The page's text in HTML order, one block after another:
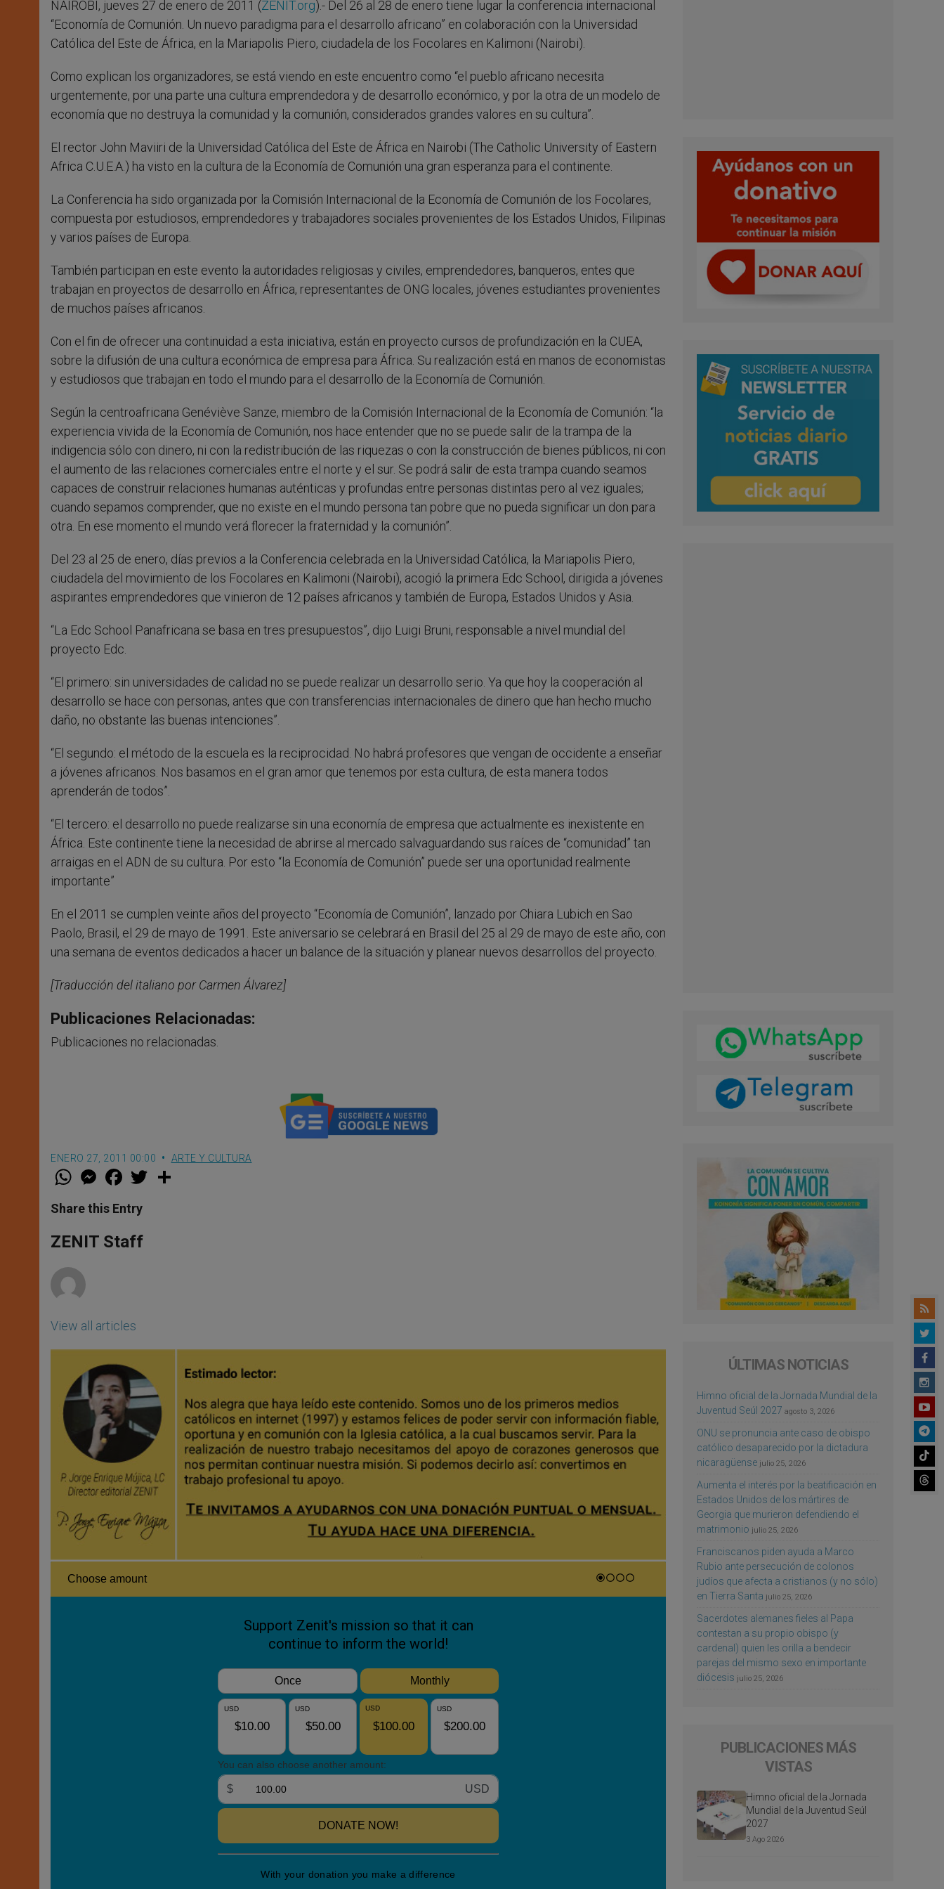
NAIROBI, jueves 27 de enero de 2011 (ZENIT.org).- Del 26 al 28 de enero tiene lugar la conferencia internacional
“Economía de Comunión. Un nuevo paradigma para el desarrollo africano” en colaboración con la Universidad
Católica del Este de África, en la Mariapolis Piero, ciudadela de los Focolares en Kalimoni (Nairobi).
Como explican los organizadores, se está viendo en este encuentro como “el pueblo africano necesita
urgentemente, por una parte una cultura emprendedora y de desarrollo económico, y por la otra de un modelo de
economía que no destruya la comunidad y la comunión, considerados grandes valores en su cultura”.
El rector John Maviiri de la Universidad Católica del Este de África en Nairobi (The Catholic University of Eastern
Africa C.U.E.A.) ha visto en la cultura de la Economía de Comunión una gran esperanza para el continente.
La Conferencia ha sido organizada por la Comisión Internacional de la Economía de Comunión de los Focolares,
compuesta por estudiosos, emprendedores y trabajadores sociales provenientes de los Estados Unidos, Filipinas
y varios países de Europa.
También participan en este evento la autoridades religiosas y civiles, emprendedores, banqueros, entes que
trabajan en proyectos de desarrollo en África, representantes de ONG locales, jóvenes estudiantes provenientes
de muchos países africanos.
Con el fin de ofrecer una continuidad a esta iniciativa, están en proyecto cursos de profundización en la CUEA,
sobre la difusión de una cultura económica de empresa para África. Su realización está en manos de economistas
y estudiosos que trabajan en todo el mundo para el desarrollo de la Economía de Comunión.
Según la centroafricana Genéviève Sanze, miembro de la Comisión Internacional de la Economía de Comunión: “la
experiencia vivida de la Economía de Comunión, nos hace entender que no se puede salir de la trampa de la
indigencia sólo con dinero, ni con la redistribución de las riquezas o con la construcción de bienes públicos, ni con
el aumento de las relaciones comerciales entre el norte y el sur. Se podrá salir de esta trampa cuando seamos
capaces de construir relaciones humanas auténticas y profundas entre personas distintas pero al vez iguales;
cuando sepamos comprender, que no existe en el mundo persona tan pobre que no pueda significar un don para
otra. En ese momento el mundo verá florecer la fraternidad y la comunión”.
Del 23 al 25 de enero, días previos a la Conferencia celebrada en la Universidad Católica, la Mariapolis Piero,
ciudadela del movimiento de los Focolares en Kalimoni (Nairobi), acogió la primera Edc School, dirigida a jóvenes
aspirantes emprendedores que vinieron de 12 países africanos y también de Europa, Estados Unidos y Asia.
“La Edc School Panafricana se basa en tres presupuestos”, dijo Luigi Bruni, responsable a nivel mundial del
proyecto Edc.
“El primero: sin universidades de calidad no se puede realizar un desarrollo serio. Ya que hoy la cooperación al
desarrollo se hace con personas, antes que con transferencias internacionales de dinero que han hecho mucho
daño, no obstante las buenas intenciones”.
“El segundo: el método de la escuela es la reciprocidad. No habrá profesores que vengan de occidente a enseñar
a jóvenes africanos. Nos basamos en el gran amor que tenemos por esta cultura, de esta manera todos
aprenderán de todos”.
“El tercero: el desarrollo no puede realizarse sin una economía de empresa que actualmente es inexistente en
África. Este continente tiene la necesidad de abrirse al mercado salvaguardando sus raíces de “comunidad” tan
arraigas en el ADN de su cultura. Por esto “la Economía de Comunión” puede ser una oportunidad realmente
importante”
En el 2011 se cumplen veinte años del proyecto “Economía de Comunión”, lanzado por Chiara Lubich en Sao
Paolo, Brasil, el 29 de mayo de 1991. Este aniversario se celebrará en Brasil del 25 al 29 de mayo de este año, con
una semana de eventos dedicados a hacer un balance de la situación y planear nuevos desarrollos del proyecto.
[Traducción del italiano por Carmen Álvarez]
Publicaciones Relacionadas:
Publicaciones no relacionadas.
ENERO 27, 2011 00:00 ARTE Y CULTURA
W
t
s
p
p
M
e
s
e
g
e
F
a
e
b
o
k
w
Share this Entry
ZENIT Staff
View all articles
ÚLTIMAS NOTICIAS
Himno oficial de la Jornada Mundial de la
Juventud Seúl 2027 agosto 3, 2026
ONU se pronuncia ante caso de obispo
católico desaparecido por la dictadura
nicaragüense julio 25, 2026
Aumenta el interés por la beatificación en
Estados Unidos de los mártires de
Georgia que murieron defendiendo el
matrimonio julio 25, 2026
Franciscanos piden ayuda a Marco
Rubio ante persecución de colonos
judíos que afecta a cristianos (y no sólo)
en Tierra Santa julio 25, 2026
Sacerdotes alemanes fieles al Papa
contestan a su propio obispo (y
cardenal) quien les orilla a bendecir
parejas del mismo sexo en importante
diócesis julio 25, 2026
PUBLICACIONES MÁS
VISTAS
Himno oficial de la Jornada
Mundial de la Juventud Seúl
2027
3 Ago 2026